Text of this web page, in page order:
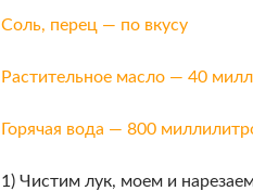
Соль, перец — по вкусу
Растительное масло — 40
Горячая вода — 800
1) Чистим лук, моем и